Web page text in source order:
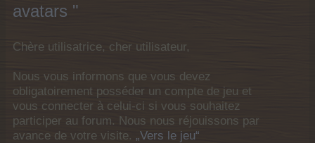
avatars "
Chère utilisatrice, cher utilisateur,
Nous vous informons que vous devez
obligatoirement posséder un compte de jeu et
vous connecter à celui-ci si vous souhaitez
participer au forum. Nous nous réjouissons par
avance de votre visite. „Vers le jeu“